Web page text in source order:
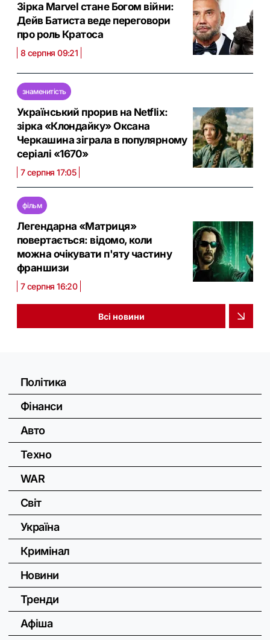
Зірка Marvel стане Богом війни:
Дейв Батиста веде переговори
про роль Кратоса
8 серпня 09:21
знаменитість
Український прорив на Netflix:
зірка «Клондайку» Оксана
Черкашина зіграла в популярному
серіалі «1670»
7 серпня 17:05
фільм
Легендарна «Матриця»
повертається: відомо, коли
можна очікувати п'яту частину
франшизи
7 серпня 16:20
Всі новини
Політика
Фінанси
Авто
Техно
WAR
Світ
Україна
Кримінал
Новини
Тренди
Афіша